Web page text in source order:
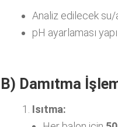
Analiz edilecek su/
pH ayarlaması
B) Damıtma
Isıtma: